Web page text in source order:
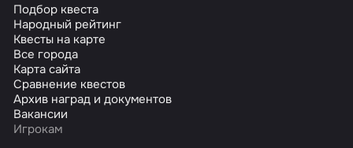
Подбор квеста
Народный рейтинг
Квесты на карте
Все города
Карта сайта
Сравнение квестов
Архив наград и документов
Вакансии
Игрокам